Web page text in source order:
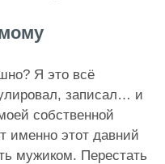
Я это всё
записал… и
собственной
именно этот давний
мужиком. Перестать